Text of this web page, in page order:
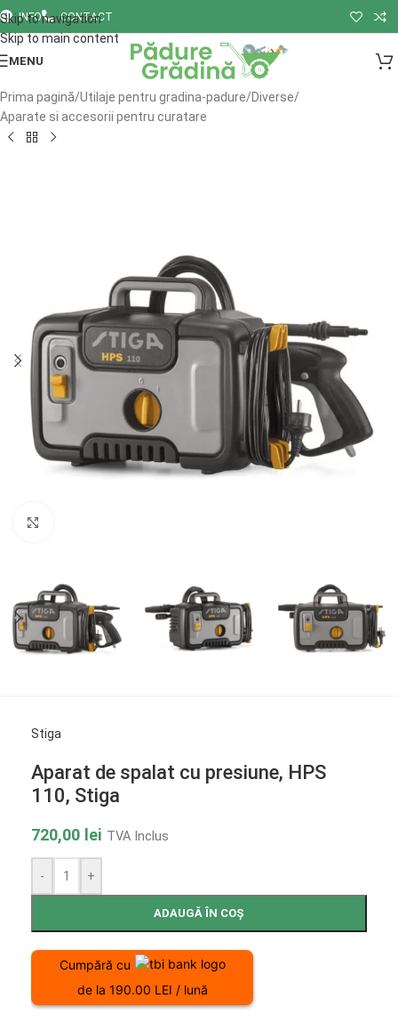
Skip to navigation
Skip to main content
INFO CONTACT
MENU
Prima pagină/Utilaje pentru gradina-padure/Diverse/
Aparate si accesorii pentru curatare
Stiga
Aparat de spalat cu presiune, HPS
110, Stiga
720,00 lei TVA Inclus
- +
ADAUGĂ ÎN COȘ
Cumpără cu
de la 190.00 LEI / lună